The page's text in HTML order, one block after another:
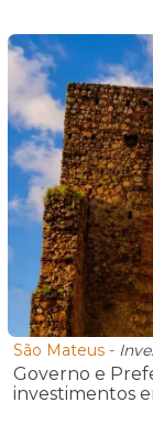
São Mateus -
Governo e
investimentos